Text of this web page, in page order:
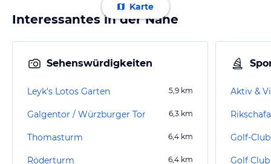
Karte
Interessantes in der Nähe
Sehenswürdigkeiten
Leyk's Lotos Garten 5,9 km
Galgentor / Würzburger Tor 6,3 km
Thomasturm 6,4 km
Röderturm 6,4 km
Golf-